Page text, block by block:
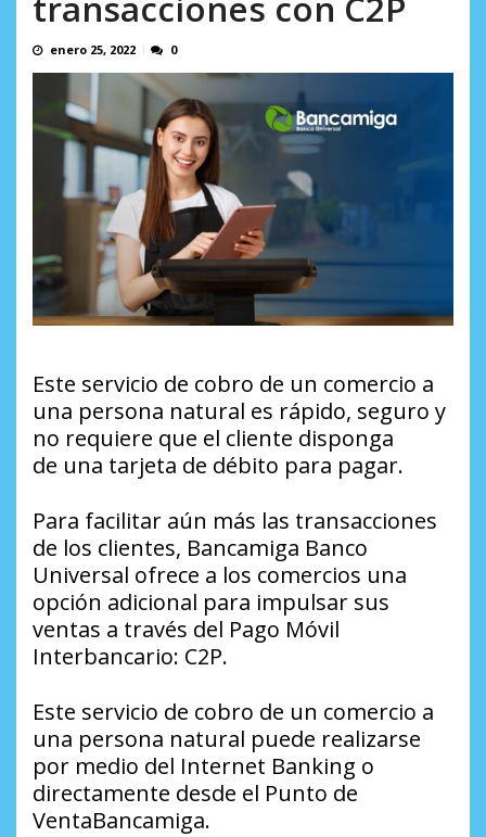
enero 25, 2022 0
Este servicio de cobro de un comercio a
una persona natural es rápido, seguro y
no requiere que el cliente disponga
de una tarjeta de débito para pagar.
Para facilitar aún más las transacciones
de los clientes, Bancamiga Banco
Universal ofrece a los comercios una
opción adicional para impulsar sus
ventas a través del Pago Móvil
Interbancario: C2P.
Este servicio de cobro de un comercio a
una persona natural puede realizarse
por medio del Internet Banking o
directamente desde el Punto de
VentaBancamiga.